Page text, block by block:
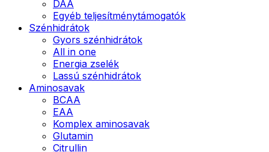
DAA
Egyéb teljesítménytámogatók
Szénhidrátok
Gyors szénhidrátok
All in one
Energia zselék
Lassú szénhidrátok
Aminosavak
BCAA
EAA
Komplex aminosavak
Glutamin
Citrullin